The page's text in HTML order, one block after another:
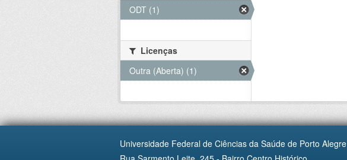
ODT (1)
Licenças
Outra (Aberta) (1)
Universidade Federal de Ciências da Saúde de Porto Alegre